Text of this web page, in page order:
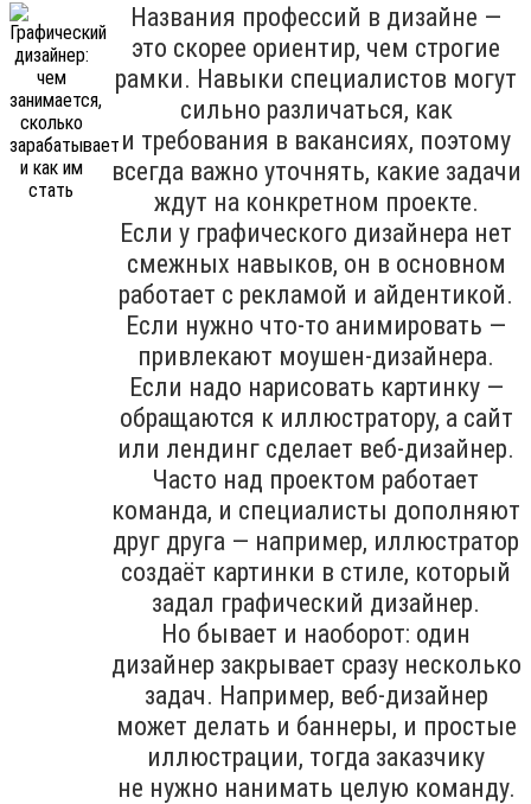
Названия профессий в дизайне —
это скорее ориентир, чем строгие
рамки. Навыки специалистов могут
сильно различаться, как
и требования в вакансиях, поэтому
всегда важно уточнять, какие задачи
ждут на конкретном проекте.
Если у графического дизайнера нет
смежных навыков, он в основном
работает с рекламой и айдентикой.
Если нужно что-то анимировать —
привлекают моушен-дизайнера.
Если надо нарисовать картинку —
обращаются к иллюстратору, а сайт
или лендинг сделает веб-дизайнер.
Часто над проектом работает
команда, и специалисты дополняют
друг друга — например, иллюстратор
создаёт картинки в стиле, который
задал графический дизайнер.
Но бывает и наоборот: один
дизайнер закрывает сразу несколько
задач. Например, веб-дизайнер
может делать и баннеры, и простые
иллюстрации, тогда заказчику
не нужно нанимать целую команду.